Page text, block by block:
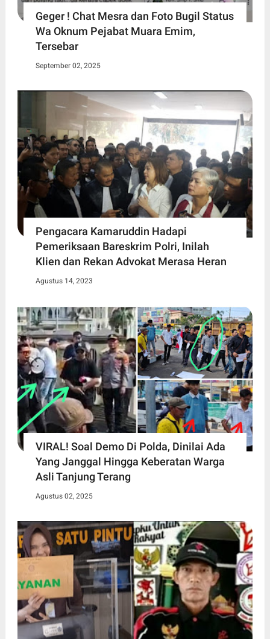
Geger ! Chat Mesra dan Foto Bugil Status
Wa Oknum Pejabat Muara Emim,
Tersebar
September 02, 2025
Pengacara Kamaruddin Hadapi
Pemeriksaan Bareskrim Polri, Inilah
Klien dan Rekan Advokat Merasa Heran
Agustus 14, 2023
VIRAL! Soal Demo Di Polda, Dinilai Ada
Yang Janggal Hingga Keberatan Warga
Asli Tanjung Terang
Agustus 02, 2025